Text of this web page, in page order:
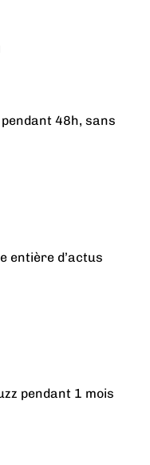
48h, sans
entière d’actus
pendant 1 mois